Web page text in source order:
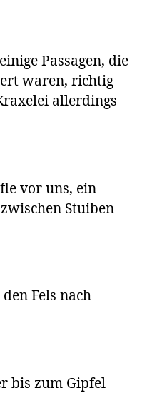
Passagen, die
waren, richtig
allerdings
vor uns, ein
Stuiben
Fels nach
bis zum Gipfel